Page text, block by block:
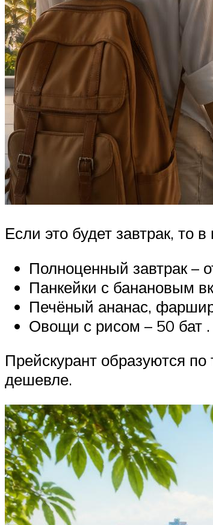
Если это будет завтрак, то
Полноценный завтрак –
Панкейки с банановым
Печёный ананас,
Овощи с рисом – 50 бат .
Прейскурант образуются
дешевле.